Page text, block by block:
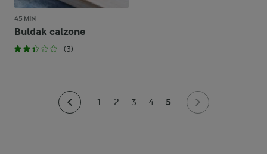
45 MIN
Buldak calzone
(3)
1 2 3 4 5